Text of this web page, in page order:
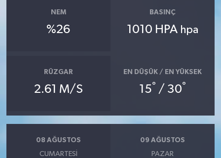
NEM
%26
BASINÇ
1010 HPA hpa
RÜZGAR
2.61 M/S
EN DÜŞÜK / EN YÜKSEK
15° / 30°
08 AĞUSTOS
CUMARTESI
09 AĞUSTOS
PAZAR